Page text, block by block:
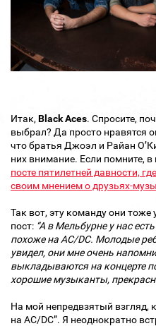
Итак, Black Aces. Спросите,
выбрал? Да просто нравятся
что братья Джоэл и Райан
них внимание. Если помните,
посте пятилетней давности,
своим мнением о друзьях-
Так вот, эту команду они
пост: “А в Мельбурне у нас
похоже на AC/DC. Молодые
увидел, они мне очень
выкладываются на концерте
хорошие музыканты,
На мой непредвзятый взгляд,
на AC/DC”. Я неоднократно